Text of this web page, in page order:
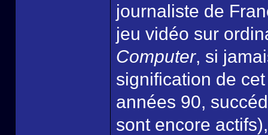
journaliste de
jeu vidéo sur
Computer, si
signification de
années 90,
sont encore